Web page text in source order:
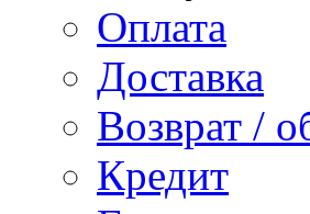
Оплата
Доставка
Возврат /
Кредит